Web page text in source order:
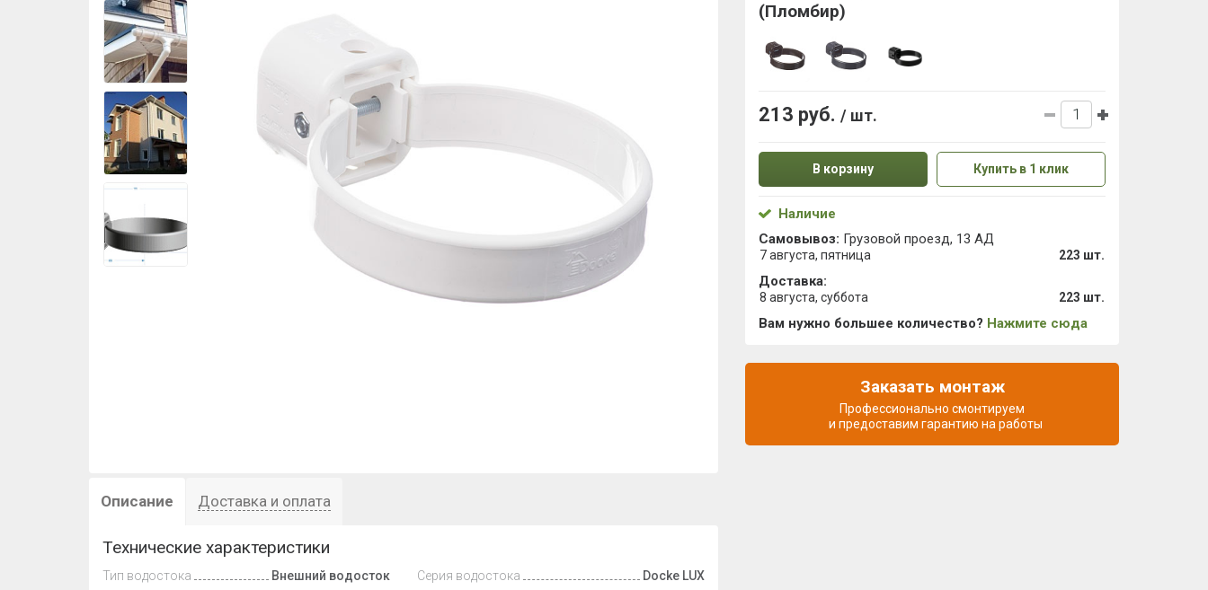
Описание Доставка и оплата
Технические характеристики
Тип водостока
Внешний водосток
Серия водостока
Docke LUX
(Пломбир)
213 руб. / шт.
В корзину Купить в 1 клик
Наличие
Самовывоз: Грузовой проезд, 13 АД
7 августа, пятница 223 шт.
Доставка:
8 августа, суббота 223 шт.
Вам нужно большее количество? Нажмите сюда
Заказать монтаж
Профессионально смонтируем
и предоставим гарантию на работы